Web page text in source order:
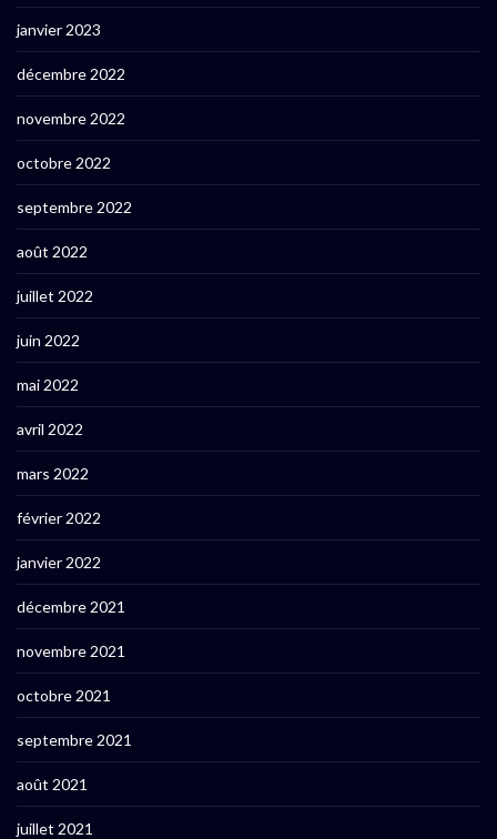
janvier 2023
décembre 2022
novembre 2022
octobre 2022
septembre 2022
août 2022
juillet 2022
juin 2022
mai 2022
avril 2022
mars 2022
février 2022
janvier 2022
décembre 2021
novembre 2021
octobre 2021
septembre 2021
août 2021
juillet 2021